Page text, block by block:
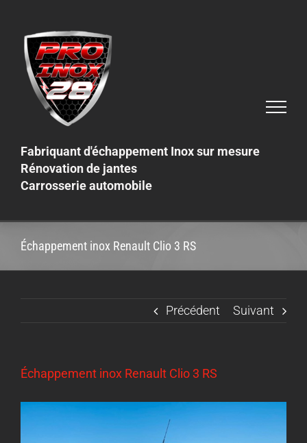
content
Fabriquant d'échappement Inox sur mesure
Rénovation de jantes
Carrosserie automobile
Échappement inox Renault Clio 3 RS
Précédent Suivant
Échappement inox Renault Clio 3 RS